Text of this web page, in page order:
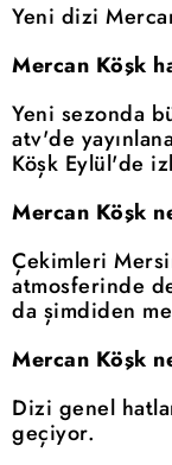
Yeni dizi
Mercan Köşk
Yeni sezonda
atv'de
Köşk Eylül'de
Mercan Köşk
Çekimleri
atmosferinde
da şimdiden
Mercan Köşk
Dizi genel
geçiyor.